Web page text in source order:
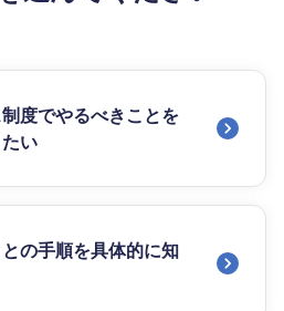
度でやるべきことを
い
の手順を具体的に知